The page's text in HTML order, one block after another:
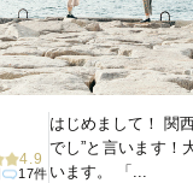
4.9
17件
はじめまして！ 関
でし”と言います！
います。 「...